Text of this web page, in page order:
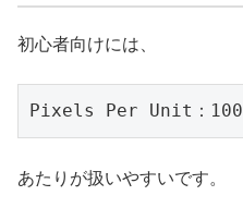
初心者向けには、
Pixels Per Unit：100
あたりが扱いやすいです。